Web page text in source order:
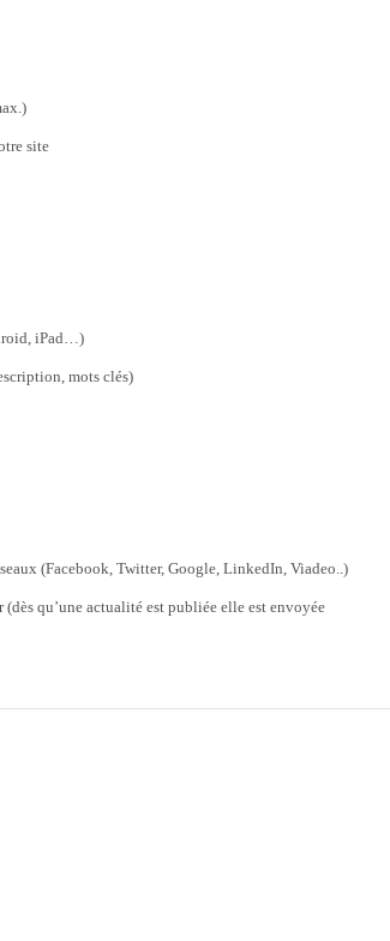
site
iPad…)
mots clés)
(Facebook, Twitter, Google, LinkedIn, Viadeo..)
qu’une actualité est publiée elle est envoyée